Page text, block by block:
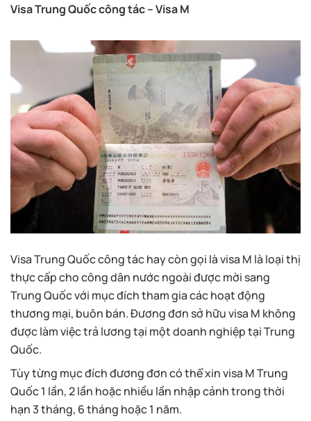
Visa Trung Quốc công tác – Visa M
Visa Trung Quốc công tác hay còn gọi là visa M là loại thị
thực cấp cho công dân nước ngoài được mời sang
Trung Quốc với mục đích tham gia các hoạt động
thương mại, buôn bán. Đương đơn sở hữu visa M không
được làm việc trả lương tại một doanh nghiệp tại Trung
Quốc.
Tùy từng mục đích đương đơn có thể xin visa M Trung
Quốc 1 lần, 2 lần hoặc nhiều lần nhập cảnh trong thời
hạn 3 tháng, 6 tháng hoặc 1 năm.